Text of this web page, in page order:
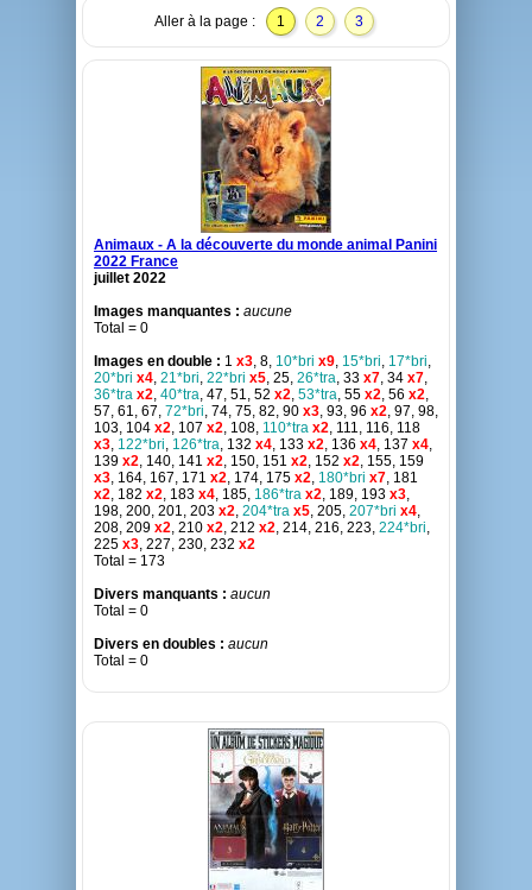
Aller à la page : 1 2 3
Animaux - A la découverte du monde animal Panini
2022 France
juillet 2022
Images manquantes : aucune
Total = 0
Images en double : 1 x3, 8, 10*bri x9, 15*bri, 17*bri,
20*bri x4, 21*bri, 22*bri x5, 25, 26*tra, 33 x7, 34 x7,
36*tra x2, 40*tra, 47, 51, 52 x2, 53*tra, 55 x2, 56 x2,
57, 61, 67, 72*bri, 74, 75, 82, 90 x3, 93, 96 x2, 97, 98,
103, 104 x2, 107 x2, 108, 110*tra x2, 111, 116, 118
x3, 122*bri, 126*tra, 132 x4, 133 x2, 136 x4, 137 x4,
139 x2, 140, 141 x2, 150, 151 x2, 152 x2, 155, 159
x3, 164, 167, 171 x2, 174, 175 x2, 180*bri x7, 181
x2, 182 x2, 183 x4, 185, 186*tra x2, 189, 193 x3,
198, 200, 201, 203 x2, 204*tra x5, 205, 207*bri x4,
208, 209 x2, 210 x2, 212 x2, 214, 216, 223, 224*bri,
225 x3, 227, 230, 232 x2
Total = 173
Divers manquants : aucun
Total = 0
Divers en doubles : aucun
Total = 0